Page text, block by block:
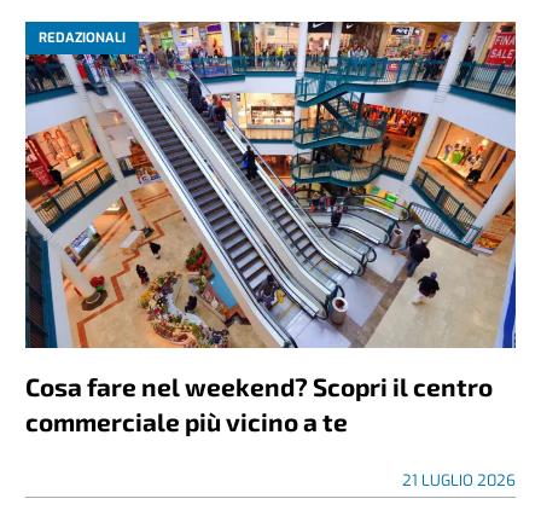
REDAZIONALI
Cosa fare nel weekend? Scopri il centro
commerciale più vicino a te
21 LUGLIO 2026